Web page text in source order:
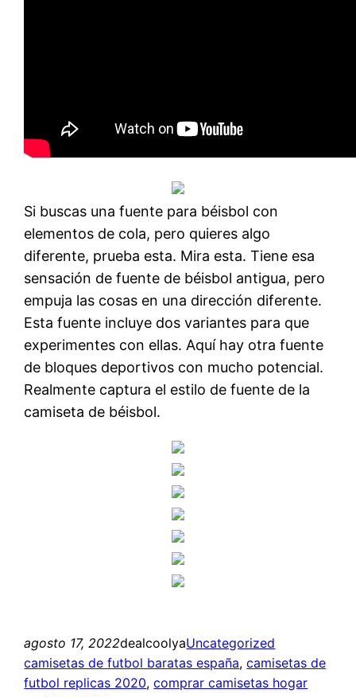
Si buscas una fuente para béisbol con
elementos de cola, pero quieres algo
diferente, prueba esta. Mira esta. Tiene esa
sensación de fuente de béisbol antigua, pero
empuja las cosas en una dirección diferente.
Esta fuente incluye dos variantes para que
experimentes con ellas. Aquí hay otra fuente
de bloques deportivos con mucho potencial.
Realmente captura el estilo de fuente de la
camiseta de béisbol.
agosto 17, 2022dealcoolyaUncategorized
camisetas de futbol baratas españa, camisetas de
futbol replicas 2020, comprar camisetas hogar